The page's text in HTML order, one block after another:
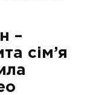
–
сім’я